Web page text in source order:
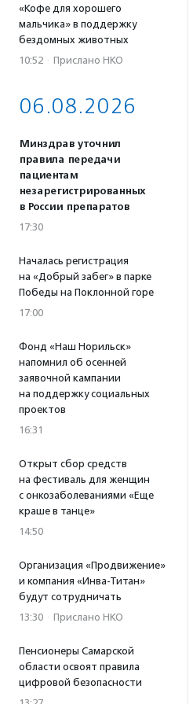
«Кофе для хорошего
мальчика» в поддержку
бездомных животных
10:52 · Прислано НКО
06.08.2026
Минздрав уточнил
правила передачи
пациентам
незарегистрированных
в России препаратов
17:30
Началась регистрация
на «Добрый забег» в парке
Победы на Поклонной горе
17:00
Фонд «Наш Норильск»
напомнил об осенней
заявочной кампании
на поддержку социальных
проектов
16:31
Открыт сбор средств
на фестиваль для женщин
с онкозаболеваниями «Еще
краше в танце»
14:50
Организация «Продвижение»
и компания «Инва-Титан»
будут сотрудничать
13:30 · Прислано НКО
Пенсионеры Самарской
области освоят правила
цифровой безопасности